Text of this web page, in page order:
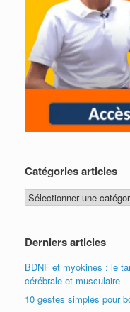
Catégories articles
Catégories
articles
Derniers articles
BDNF et myokines : le
cérébrale et musculaire
10 gestes simples pour